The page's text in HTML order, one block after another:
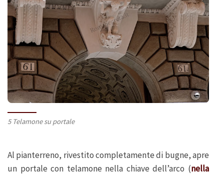
5 Telamone su portale
Al pianterreno, rivestito completamente di bugne, apre
un portale con telamone nella chiave dell’arco (nella